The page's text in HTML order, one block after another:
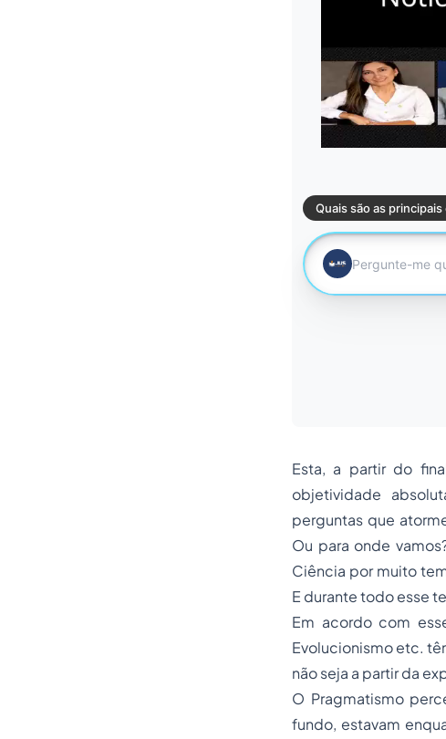
Esta, a partir do
objetividade
perguntas que
Ou para onde
Ciência por muito
E durante todo esse
Em acordo com
Evolucionismo etc.
não seja a partir da
O Pragmatismo
fundo, estavam